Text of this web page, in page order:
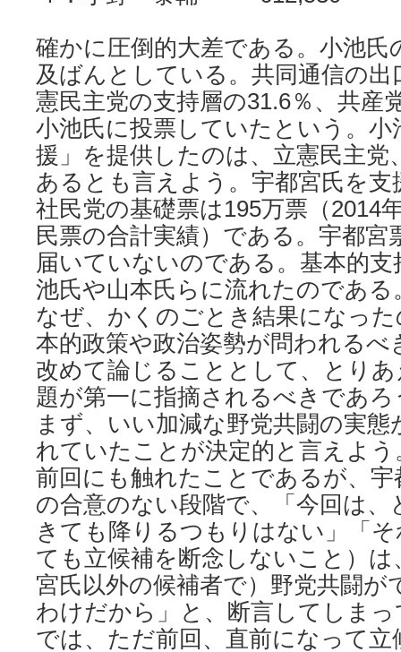
確かに圧倒的大差である。小池氏
及ばんとしている。共同通信の
憲民主党の支持層の31.6％、共産
小池氏に投票していたという。小
援」を提供したのは、立憲民主党
あるとも言えよう。宇都宮氏を支
社民党の基礎票は195万票（2014
民票の合計実績）である。宇都宮
届いていないのである。基本的
池氏や山本氏らに流れたのである
なぜ、かくのごとき結果になっ
本的政策や政治姿勢が問われる
改めて論じることとして、とり
題が第一に指摘されるべきであろ
まず、いい加減な野党共闘の実
れていたことが決定的と言えよう
前回にも触れたことであるが、宇
の合意のない段階で、「今回は
きても降りるつもりはない」「
ても立候補を断念しないこと）は
宮氏以外の候補者で）野党共闘が
わけだから」と、断言してしま
では、ただ前回、直前になって